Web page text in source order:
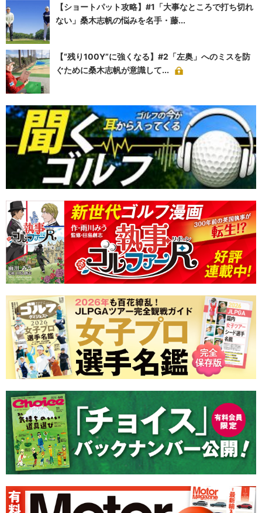
【ショートパット攻略】#1「大事なところで打ち切れ
ない」桑木志帆の悩みを名手・藤...
【“残り100Y”に強くなる】#2「左奥」へのミスを防
ぐために桑木志帆が意識して...